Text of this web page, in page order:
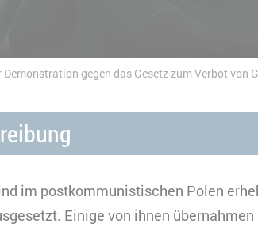
gegen das Gesetz zum Verbot von
im postkommunistischen Polen
Einige von ihnen